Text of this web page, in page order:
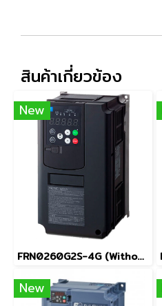
สินค้าเกี่ยวข้อง
New
FRN0260G2S-4G (Without Keypad)
New